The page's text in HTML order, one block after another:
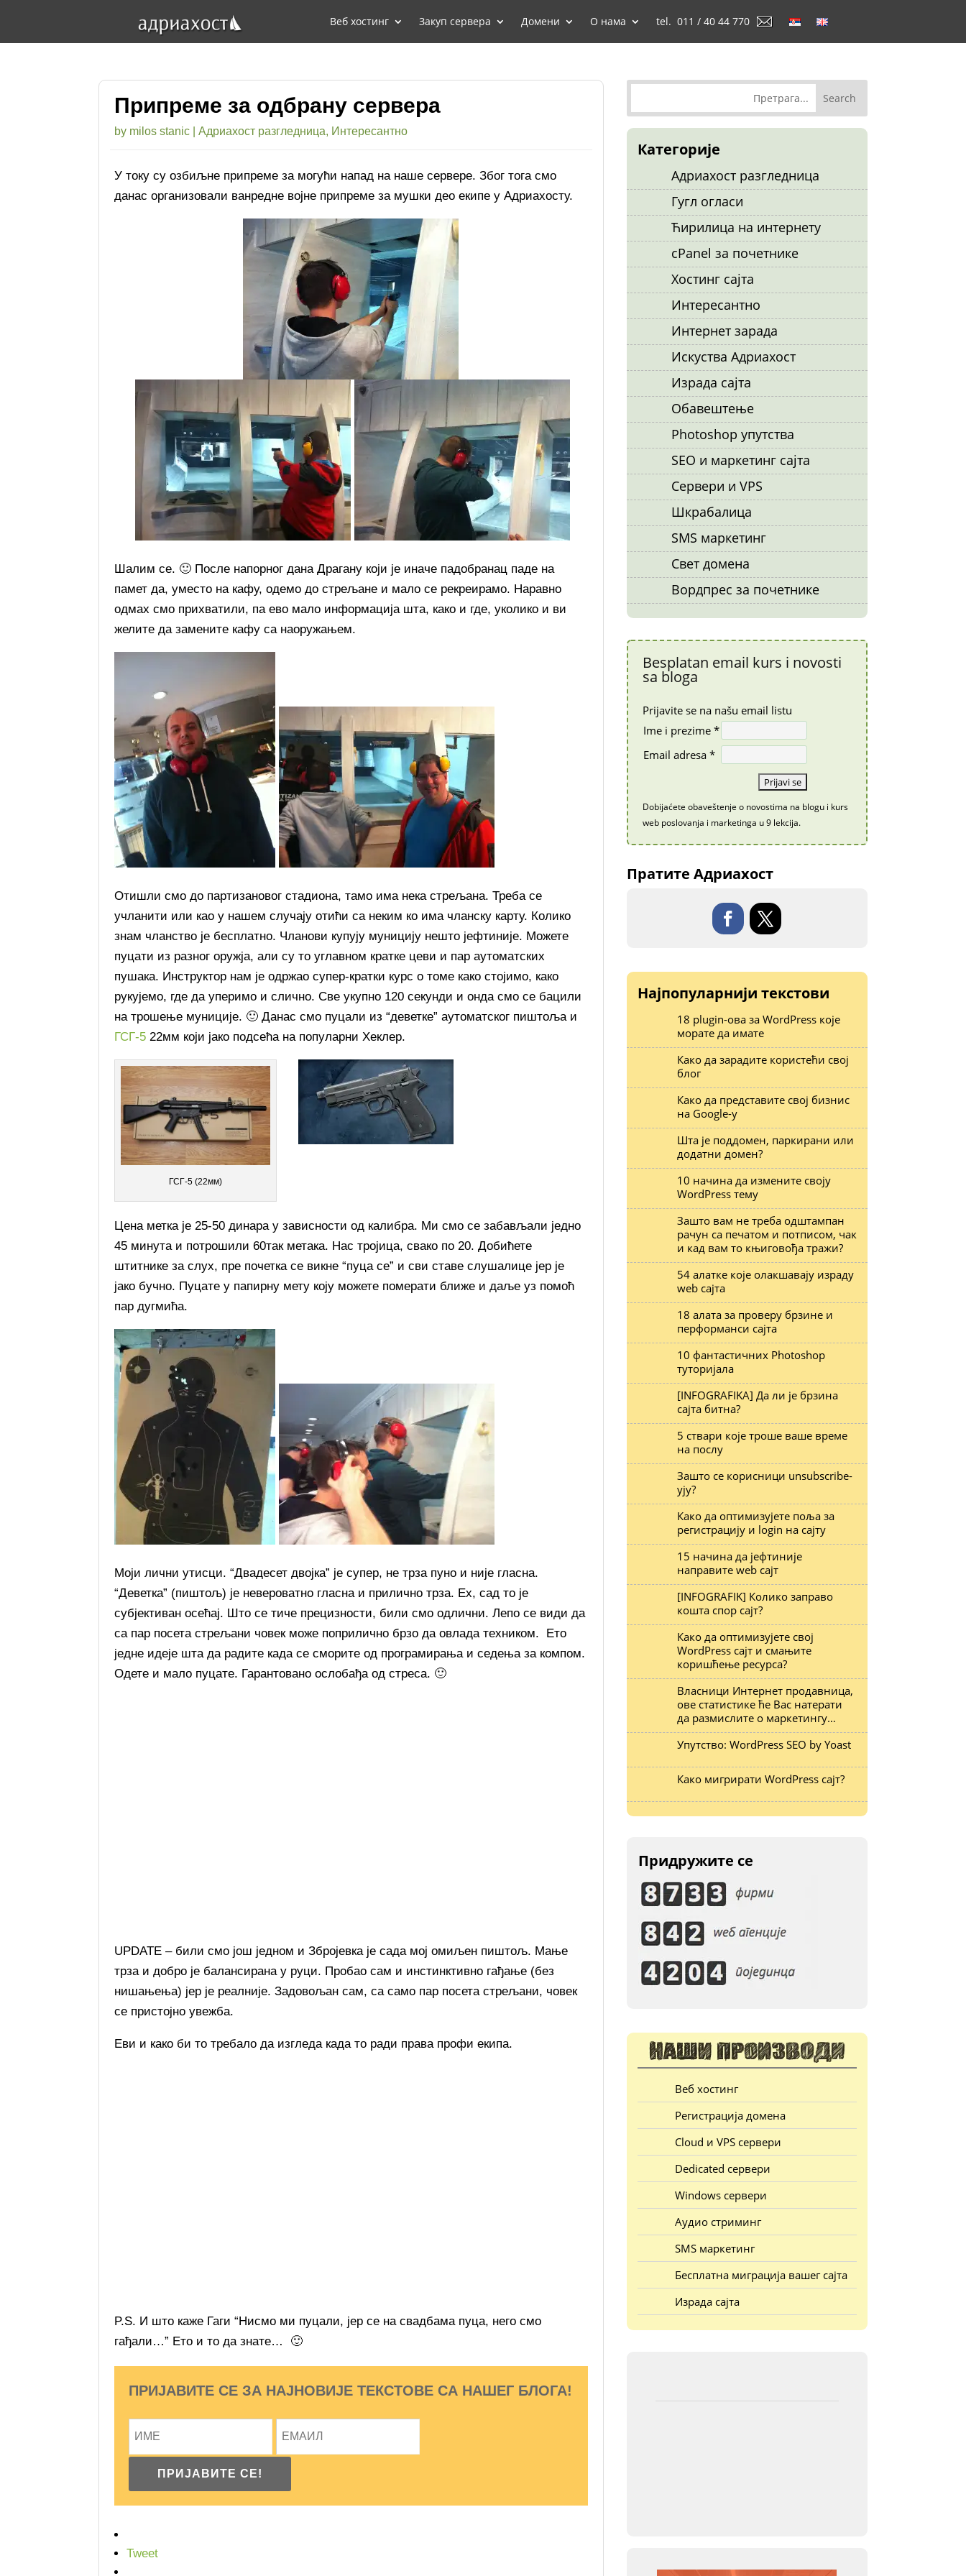
Веб хостинг Закуп сервера Домени О нама tel. 011 / 40 44 770
Припреме за одбрану сервера
by milos stanic Адриахост разгледница, Интересантно
У току су озбиљне припреме за могући напад на наше сервере. Због тога смо
данас организовали ванредне војне припреме за мушки део екипе у Адриахосту.
Шалим се. 🙂 После напорног дана Драгану који је иначе падобранац паде на
памет да, уместо на кафу, одемо до стрељане и мало се рекреирамо. Наравно
одмах смо прихватили, па ево мало информација шта, како и где, уколико и ви
желите да замените кафу са наоружањем.
Отишли смо до партизановог стадиона, тамо има нека стрељана. Треба се
учланити или као у нашем случају отићи са неким ко има чланску карту. Колико
знам чланство је бесплатно. Чланови купују муницију нешто јефтиније. Можете
пуцати из разног оружја, али су то углавном кратке цеви и пар аутоматских
пушака. Инструктор нам је одржао супер-кратки курс о томе како стојимо, како
рукујемо, где да уперимо и слично. Све укупно 120 секунди и онда смо се бацили
на трошење муниције. 🙂 Данас смо пуцали из “деветке” аутоматског пиштоља и
ГСГ-5 22мм који јако подсећа на популарни Хеклер.
ГСГ-5 (22мм)
Цена метка је 25-50 динара у зависности од калибра. Ми смо се забављали једно
45 минута и потрошили 60так метака. Нас тројица, свако по 20. Добићете
штитнике за слух, пре почетка се викне “пуца се” и сви ставе слушалице јер је
јако бучно. Пуцате у папирну мету коју можете померати ближе и даље уз помоћ
пар дугмића.
Моји лични утисци. “Двадесет двојка” је супер, не трза пуно и није гласна.
“Деветка” (пиштољ) је невероватно гласна и прилично трза. Ех, сад то је
субјективан осећај. Што се тиче прецизности, били смо одлични. Лепо се види да
са пар посета стрељани човек може поприлично брзо да овлада техником. Ето
једне идеје шта да радите када се сморите од програмирања и седења за компом.
Одете и мало пуцате. Гарантовано ослобађа од стреса. 🙂
UPDATE – били смо још једном и Збројевка је сада мој омиљен пиштољ. Мање
трза и добро је балансирана у руци. Пробао сам и инстинктивно гађање (без
нишањења) јер је реалније. Задовољан сам, са само пар посета стрељани, човек
се пристојно увежба.
Еви и како би то требало да изгледа када то ради права профи екипа.
P.S. И што каже Гаги “Нисмо ми пуцали, јер се на свадбама пуца, него смо
гађали…” Ето и то да знате… 🙂
ПРИЈАВИТЕ СЕ ЗА НАЈНОВИЈЕ ТЕКСТОВЕ СА НАШЕГ БЛОГА!
Tweet
Категорије
Адриахост разгледница
Гугл огласи
Ћирилица на интернету
cPanel за почетнике
Хостинг сајта
Интересантно
Интернет зарада
Искуства Адриахост
Израда сајта
Обавештење
Photoshop упутства
SEO и маркетинг сајта
Сервери и VPS
Шкрабалица
SMS маркетинг
Свет домена
Вордпрес за почетнике
Besplatan email kurs i novosti
sa bloga
Prijavite se na našu email listu
Ime i prezime *
Email adresa *
Dobijaćete obaveštenje o novostima na blogu i kurs
web poslovanja i marketinga u 9 lekcija.
Пратите Адриахост
Најпопуларнији текстови
18 plugin-ова за WordPress које
морате да имате
Како да зарадите користећи свој
блог
Како да представите свој бизнис
на Google-у
Шта је поддомен, паркирани или
додатни домен?
10 начина да измените своју
WordPress тему
Зашто вам не треба одштампан
рачун са печатом и потписом, чак
и кад вам то књиговођа тражи?
54 алатке које олакшавају израду
web сајта
18 алата за проверу брзине и
перформанси сајта
10 фантастичних Photoshop
туторијала
[INFOGRAFIKA] Да ли је брзина
сајта битна?
5 ствари које троше ваше време
на послу
Зашто се корисници unsubscribe-
ују?
Како да оптимизујете поља за
регистрацију и login на сајту
15 начина да јефтиније
направите web сајт
[INFOGRAFIK] Колико заправо
кошта спор сајт?
Како да оптимизујете свој
WordPress сајт и смањите
коришћење ресурса?
Власници Интернет продавница,
ове статистике ће Вас натерати
да размислите о маркетингу…
Упутство: WordPress SEO by Yoast
Како мигрирати WordPress сајт?
Придружите се
Веб хостинг
Регистрација домена
Cloud и VPS сервери
Dedicated сервери
Windows сервери
Аудио стриминг
SMS маркетинг
Бесплатна миграција вашег сајта
Израда сајта